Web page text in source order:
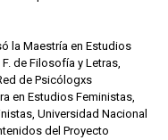
la Maestría en Estudios
de Filosofía y Letras,
de Psicólogxs
en Estudios Feministas,
Universidad Nacional
del Proyecto